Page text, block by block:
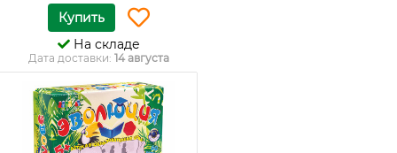
Купить
На складе
Дата доставки: 14 августа